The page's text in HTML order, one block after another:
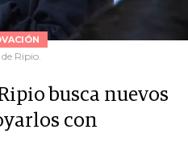
Ripio.
busca nuevos
con